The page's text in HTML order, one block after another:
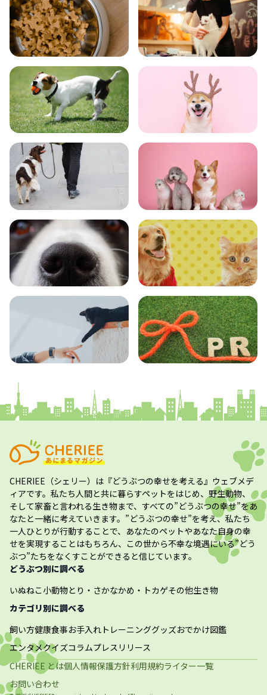
食事 お手入れ
トレーニング グッズ
おでかけ 図鑑
エンタメ クイズ
CHERIEE（シェリー） は『どうぶつの幸せを考える』ウェブメデ
ィアです。私たち人間と共に暮らすペットをはじめ、野生動物、
そして家畜と言われる生き物まで、すべての”どうぶつの幸せ”をあ
なたと一緒に考えていきます。”どうぶつの幸せ”を考え、私たち
一人ひとりが行動することで、あなたのペットやあなた自身の幸
せを実現することはもちろん、この世から不幸な境遇にいる”どう
ぶつ”たちをなくすことができると信じています。
どうぶつ別に調べる
いぬねこ小動物とり・さかなかめ・トカゲその他生き物
カテゴリ別に調べる
飼い方健康食事お手入れ トレーニンググッズおでかけ図鑑
エンタメクイズコラムプレスリリース
CHERIEE とは個人情報保護方針利用規約ライター一覧
お問い合わせ